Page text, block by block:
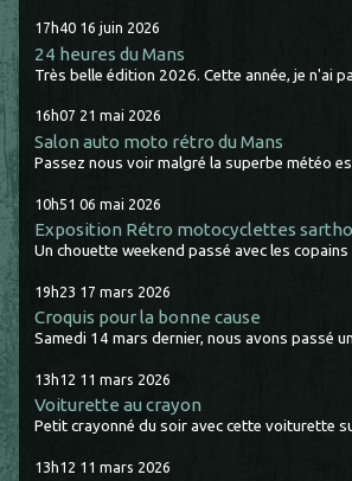
17h40 16 juin 2026
24 heures du Mans
Très belle édition 2026. Cette année, je n'ai
16h07 21 mai 2026
Salon auto moto rétro du Mans
Passez nous voir malgré la superbe météo
10h51 06 mai 2026
Exposition Rétro motocyclettes
Un chouette weekend passé avec les copains
19h23 17 mars 2026
Croquis pour la bonne cause
Samedi 14 mars dernier, nous avons passé
13h12 11 mars 2026
Voiturette au crayon
Petit crayonné du soir avec cette voiturette
13h12 11 mars 2026